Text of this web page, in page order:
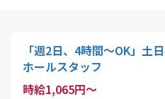
「週2日、4時間～OK」土
ホールスタッフ
時給1,065円～